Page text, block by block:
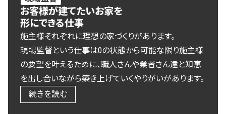
お客様が建てたいお家を
形にできる仕事
施主様それぞれに理想の家づくりがあります。
現場監督という仕事は0の状態から可能な限り施主様
の要望を叶えるために、職人さんや業者さん達と知恵
を出し合いながら築き上げていくやりがいがあります。
続きを読む